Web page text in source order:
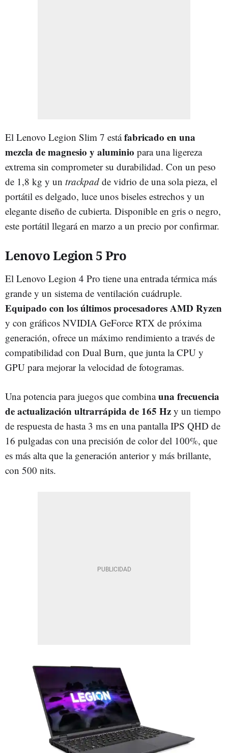
El Lenovo Legion Slim 7 estáfabricado en una
mezcla de magnesio y aluminio para una ligereza
extrema sin comprometer su durabilidad. Con un peso
de 1,8 kg y un trackpad de vidrio de una sola pieza, el
portátil es delgado, luce unos biseles estrechos y un
elegante diseño de cubierta. Disponible en gris o negro,
este portátil llegará en marzo a un precio por confirmar.
Lenovo Legion 5 Pro
El Lenovo Legion 4 Pro tiene una entrada térmica más
grande y un sistema de ventilación cuádruple.
Equipado con los últimos procesadores AMD Ryzen
y con gráficos NVIDIA GeForce RTX de próxima
generación, ofrece un máximo rendimiento a través de
compatibilidad con Dual Burn, que junta la CPU y
GPU para mejorar la velocidad de fotogramas.
Una potencia para juegos que combinauna frecuencia
de actualización ultrarrápida de 165 Hz y un tiempo
de respuesta de hasta 3 ms en una pantalla IPS QHD de
16 pulgadas con una precisión de color del 100%, que
es más alta que la generación anterior y más brillante,
con 500 nits.